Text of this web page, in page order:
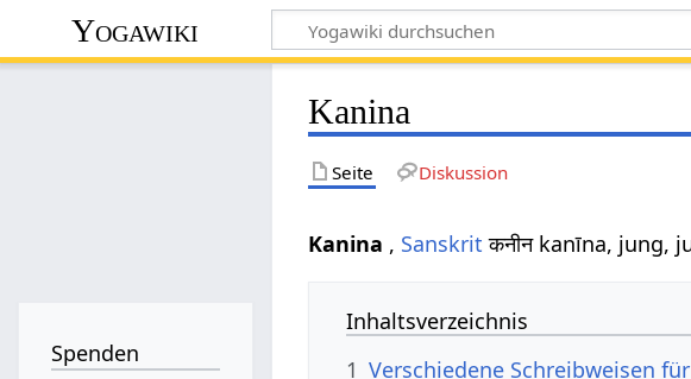
Yogawiki
Kanina
Seite Diskussion
Kanina , Sanskrit कनीन kanīna, jung,
Inhaltsverzeichnis
1 Verschiedene Schreibweisen
Spenden